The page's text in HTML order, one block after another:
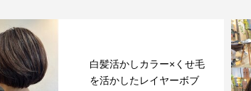
白髪活かしカラー×くせ毛
を活かしたレイヤーボブ